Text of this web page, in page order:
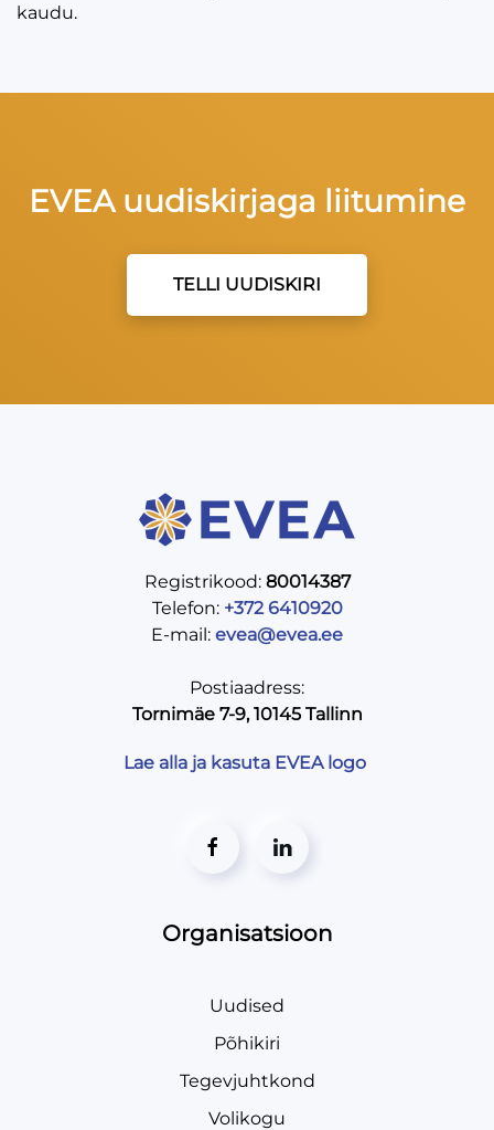
kaudu.
EVEA uudiskirjaga liitumine
TELLI UUDISKIRI
Registrikood: 80014387
Telefon: +372 6410920
E-mail: evea@evea.ee
Postiaadress:
Tornimäe 7-9, 10145 Tallinn
Lae alla ja kasuta EVEA logo
Organisatsioon
Uudised
Põhikiri
Tegevjuhtkond
Volikogu